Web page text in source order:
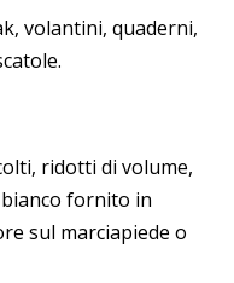
volantini, quaderni,
ridotti di volume,
fornito in
sul marciapiede o